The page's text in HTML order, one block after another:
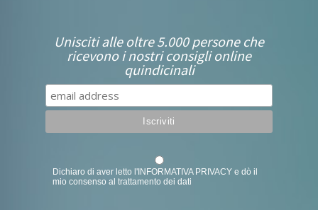
Unisciti alle oltre 5.000 persone che
ricevono i nostri consigli online
quindicinali
Dichiaro di aver letto l'INFORMATIVA PRIVACY e dò il
mio consenso al trattamento dei dati